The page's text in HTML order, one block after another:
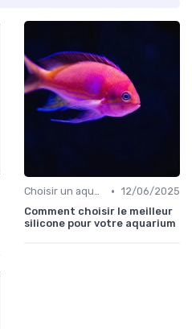
Choisir un aquarium • 12/06/2025
Comment choisir le meilleur
silicone pour votre aquarium